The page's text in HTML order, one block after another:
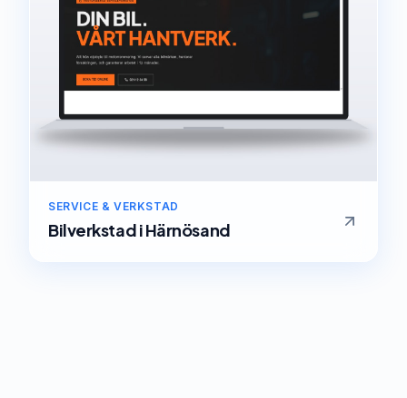
SERVICE & VERKSTAD
BilverkstadiHärnösand